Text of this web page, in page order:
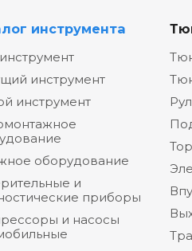
инструмента
инструмент
инструмент
оборудование
и
приборы
и насосы